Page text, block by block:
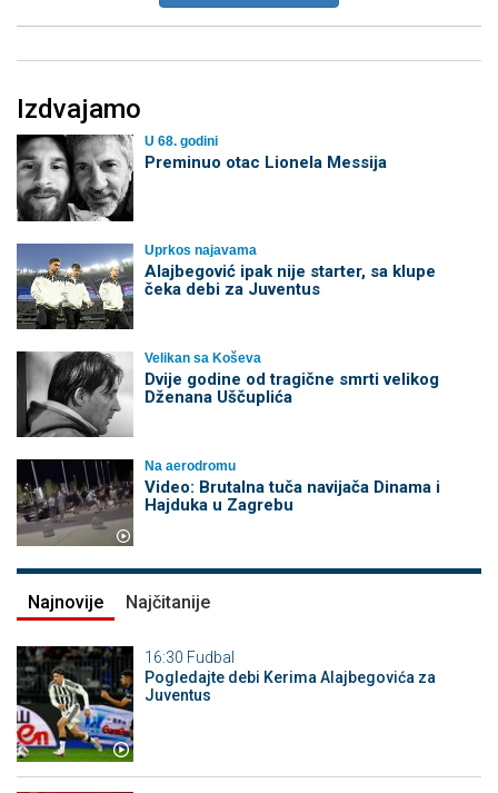
Izdvajamo
U 68. godini
Preminuo otac Lionela Messija
Uprkos najavama
Alajbegović ipak nije starter, sa klupe
čeka debi za Juventus
Velikan sa Koševa
Dvije godine od tragične smrti velikog
Dženana Uščuplića
Na aerodromu
Video: Brutalna tuča navijača Dinama i
Hajduka u Zagrebu
Najnovije Najčitanije
16:30 Fudbal
Pogledajte debi Kerima Alajbegovića za
Juventus